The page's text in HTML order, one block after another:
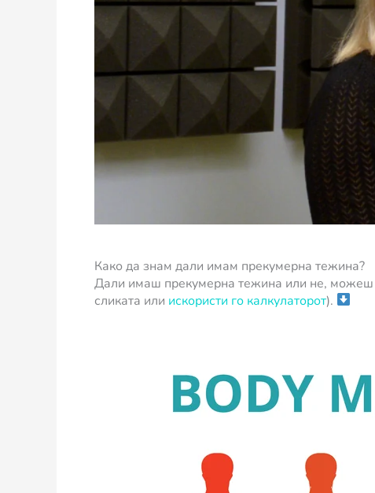
Како да знам дали имам прекумерна тежина?
Дали имаш прекумерна тежина или не, можеш
сликата или искористи го калкулаторот).